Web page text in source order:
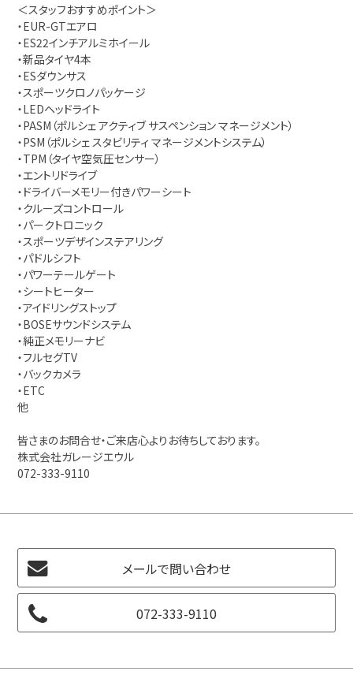
＜スタッフおすすめポイント＞
・EUR-GTエアロ
・ES22インチアルミホイール
・新品タイヤ4本
・ESダウンサス
・スポーツクロノパッケージ
・LEDヘッドライト
・PASM（ポルシェ アクティブ サスペンション マネージメント）
・PSM（ポルシェ スタビリティ マネージメントシステム）
・TPM（タイヤ空気圧センサー）
・エントリドライブ
・ドライバーメモリー付きパワーシート
・クルーズコントロール
・パークトロニック
・スポーツデザインステアリング
・パドルシフト
・パワーテールゲート
・シートヒーター
・アイドリングストップ
・BOSEサウンドシステム
・純正メモリーナビ
・フルセグTV
・バックカメラ
・ETC
他
皆さまのお問合せ・ご来店心よりお待ちしております。
株式会社ガレージエウル
072-333-9110
メールで問い合わせ
072-333-9110